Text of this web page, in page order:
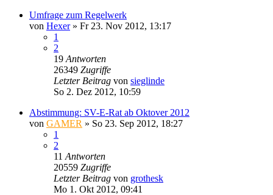
Umfrage zum Regelwerk
von Hexer» Fr 23. Nov 2012, 13:17
1
2
19 Antworten
26349 Zugriffe
Letzter Beitrag von sieglinde
So 2. Dez 2012, 10:59
Abstimmung: SV-E-Rat ab Oktover 2012
von GAMER » So 23. Sep 2012, 18:27
1
2
11 Antworten
20559 Zugriffe
Letzter Beitrag von grothesk
Mo 1. Okt 2012, 09:41